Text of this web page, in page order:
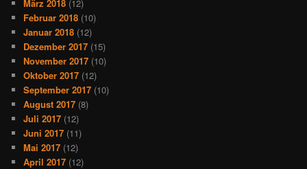
März 2018 (12)
Februar 2018 (10)
Januar 2018 (12)
Dezember 2017 (15)
November 2017 (10)
Oktober 2017 (12)
September 2017 (10)
August 2017 (8)
Juli 2017 (12)
Juni 2017 (11)
Mai 2017 (12)
April 2017 (12)